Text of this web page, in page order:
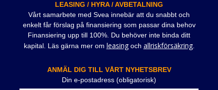
LEASING / HYRA / AVBETALNING
Vårt samarbete med Svea innebär att du snabbt och
enkelt får förslag på finansiering som passar dina behov
Finansiering upp till 100%. Du behöver inte binda ditt
kapital. Läs gärna mer om leasingoch allriskförsäkring.
ANMÄL DIG TILL VÅRT NYHETSBREV
Din e-postadress (obligatorisk)